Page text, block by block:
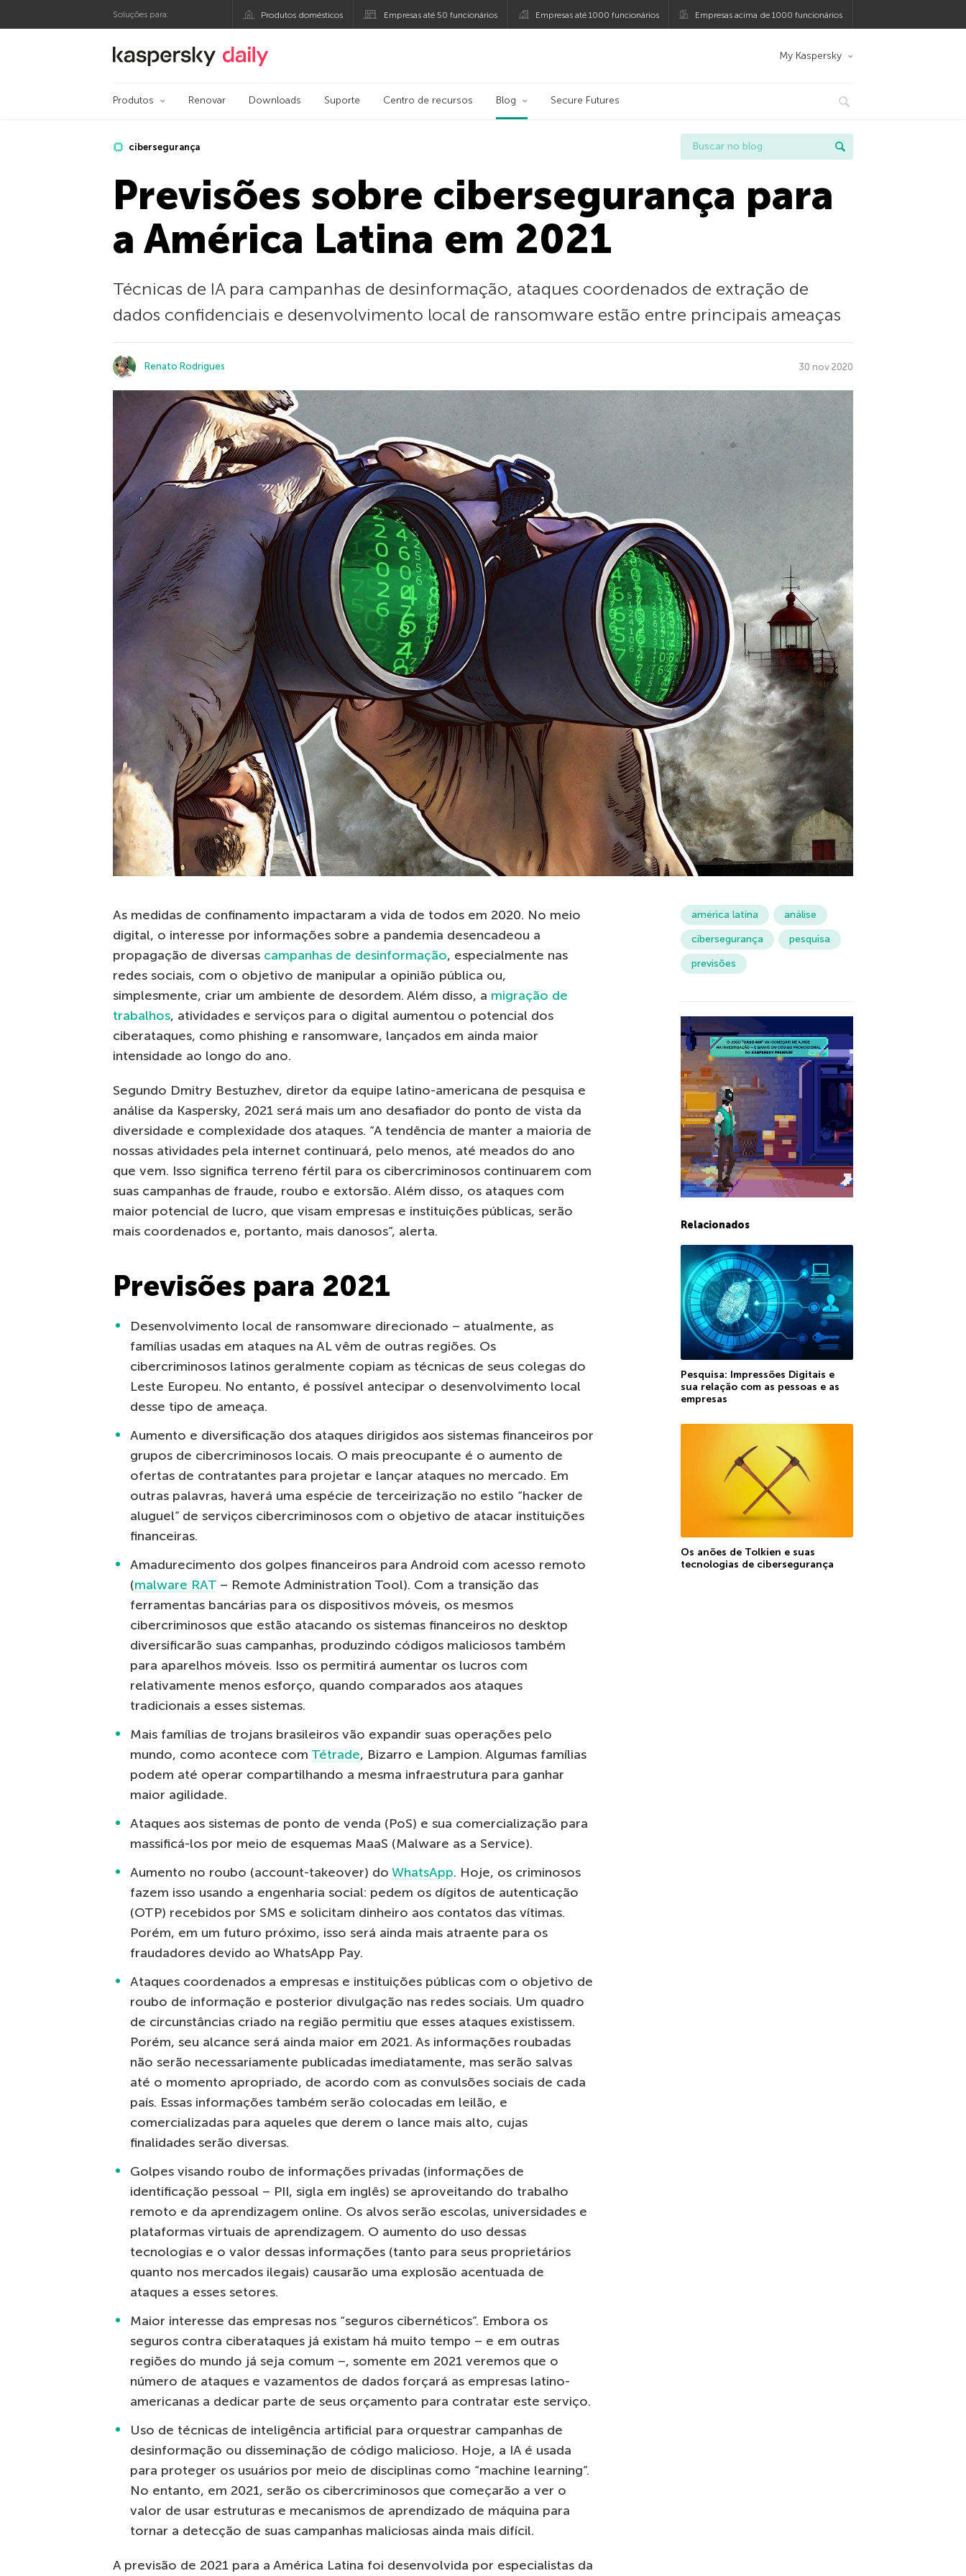
Soluções para: Produtos domésticos Empresas até 50 funcionários Empresas até 1000 funcionários Empresas acima de 1000 funcionários
Blog oficial da Kaspersky My Kaspersky
Produtos Renovar Downloads Suporte Centro de recursos Blog Secure Futures
cibersegurança
Previsões sobre cibersegurança para
a América Latina em 2021
Técnicas de IA para campanhas de desinformação, ataques coordenados de extração de
dados confidenciais e desenvolvimento local de ransomware estão entre principais ameaças
Renato Rodrigues 30 nov 2020
As medidas de confinamento impactaram a vida de todos em 2020. No meio
digital, o interesse por informações sobre a pandemia desencadeou a
propagação de diversas campanhas de desinformação, especialmente nas
redes sociais, com o objetivo de manipular a opinião pública ou,
simplesmente, criar um ambiente de desordem. Além disso, a migração de
trabalhos, atividades e serviços para o digital aumentou o potencial dos
ciberataques, como phishing e ransomware, lançados em ainda maior
intensidade ao longo do ano.
Segundo Dmitry Bestuzhev, diretor da equipe latino-americana de pesquisa e
análise da Kaspersky, 2021 será mais um ano desafiador do ponto de vista da
diversidade e complexidade dos ataques. “A tendência de manter a maioria de
nossas atividades pela internet continuará, pelo menos, até meados do ano
que vem. Isso significa terreno fértil para os cibercriminosos continuarem com
suas campanhas de fraude, roubo e extorsão. Além disso, os ataques com
maior potencial de lucro, que visam empresas e instituições públicas, serão
mais coordenados e, portanto, mais danosos”, alerta.
Previsões para 2021
Desenvolvimento local de ransomware direcionado – atualmente, as
famílias usadas ​​em ataques na AL vêm de outras regiões. Os
cibercriminosos latinos geralmente copiam as técnicas de seus colegas do
Leste Europeu. No entanto, é possível antecipar o desenvolvimento local
desse tipo de ameaça.
Aumento e diversificação dos ataques dirigidos aos sistemas financeiros por
grupos de cibercriminosos locais. O mais preocupante é o aumento de
ofertas de contratantes para projetar e lançar ataques no mercado. Em
outras palavras, haverá uma espécie de terceirização no estilo “hacker de
aluguel” de serviços cibercriminosos com o objetivo de atacar instituições
financeiras.
Amadurecimento dos golpes financeiros para Android com acesso remoto
(malware RAT – Remote Administration Tool). Com a transição das
ferramentas bancárias para os dispositivos móveis, os mesmos
cibercriminosos que estão atacando os sistemas financeiros no desktop
diversificarão suas campanhas, produzindo códigos maliciosos também
para aparelhos móveis. Isso os permitirá aumentar os lucros com
relativamente menos esforço, quando comparados aos ataques
tradicionais a esses sistemas.
Mais famílias de trojans brasileiros vão expandir suas operações pelo
mundo, como acontece com Tétrade, Bizarro e Lampion. Algumas famílias
podem até operar compartilhando a mesma infraestrutura para ganhar
maior agilidade.
Ataques aos sistemas de ponto de venda (PoS) e sua comercialização para
massificá-los por meio de esquemas MaaS (Malware as a Service).
Aumento no roubo (account-takeover) do WhatsApp. Hoje, os criminosos
fazem isso usando a engenharia social: pedem os dígitos de autenticação
(OTP) recebidos por SMS e solicitam dinheiro aos contatos das vítimas.
Porém, em um futuro próximo, isso será ainda mais atraente para os
fraudadores devido ao WhatsApp Pay.
Ataques coordenados a empresas e instituições públicas com o objetivo de
roubo de informação e posterior divulgação nas redes sociais. Um quadro
de circunstâncias criado na região permitiu que esses ataques existissem.
Porém, seu alcance será ainda maior em 2021. As informações roubadas
não serão necessariamente publicadas imediatamente, mas serão salvas
até o momento apropriado, de acordo com as convulsões sociais de cada
país. Essas informações também serão colocadas em leilão, e
comercializadas para aqueles que derem o lance mais alto, cujas
finalidades serão diversas.
Golpes visando roubo de informações privadas (informações de
identificação pessoal – PII, sigla em inglês) se aproveitando do trabalho
remoto e da aprendizagem online. Os alvos serão escolas, universidades e
plataformas virtuais de aprendizagem. O aumento do uso dessas
tecnologias e o valor dessas informações (tanto para seus proprietários
quanto nos mercados ilegais) causarão uma explosão acentuada de
ataques a esses setores.
Maior interesse das empresas nos “seguros cibernéticos”. Embora os
seguros contra ciberataques já existam há muito tempo – e em outras
regiões do mundo já seja comum –, somente em 2021 veremos que o
número de ataques e vazamentos de dados forçará as empresas latino-
americanas a dedicar parte de seus orçamento para contratar este serviço.
Uso de técnicas de inteligência artificial para orquestrar campanhas de
desinformação ou disseminação de código malicioso. Hoje, a IA é usada
para proteger os usuários por meio de disciplinas como “machine learning”.
No entanto, em 2021, serão os cibercriminosos que começarão a ver o
valor de usar estruturas e mecanismos de aprendizado de máquina para
tornar a detecção de suas campanhas maliciosas ainda mais difícil.
A previsão de 2021 para a América Latina foi desenvolvida por especialistas da
américa latina
análise
cibersegurança
pesquisa
previsões
Relacionados
Pesquisa: Impressões Digitais e
sua relação com as pessoas e as
empresas
Os anões de Tolkien e suas
tecnologias de cibersegurança